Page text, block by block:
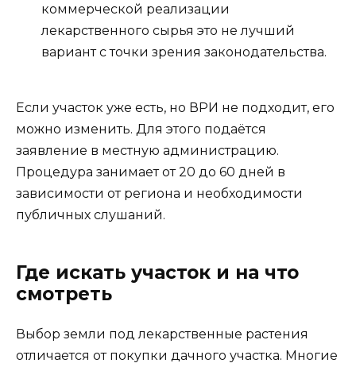
коммерческой реализации
лекарственного сырья это не лучший
вариант с точки зрения законодательства.
Если участок уже есть, но ВРИ не подходит, его
можно изменить. Для этого подаётся
заявление в местную администрацию.
Процедура занимает от 20 до 60 дней в
зависимости от региона и необходимости
публичных слушаний.
Где искать участок и на что
смотреть
Выбор земли под лекарственные растения
отличается от покупки дачного участка. Многие